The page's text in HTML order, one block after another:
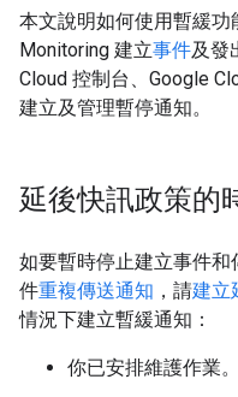
本文說明如何使用暫緩
Monitoring 建立事件及發
Cloud 控制台、Google
建立及管理暫停通知。
延後快訊政策的
如要暫時停止建立事件
件重複傳送通知 ，請建立
情況下建立暫緩通知：
你已安排維護作業。